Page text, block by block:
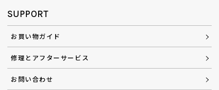
SUPPORT
お買い物ガイド
修理とアフターサービス
お問い合わせ